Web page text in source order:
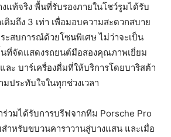
แท้จริง พื้นที่รับรองภายในโชว์รูมได้รับ
ดิมถึง 3 เท่า เพื่อมอบความสะดวกสบาย
ะสบการณ์ด้วยโซนพิเศษ ไม่ว่าจะเป็น
ที่จัดแสดงรถยนต์มือสองคุณภาพเยี่ยม
ละ บาร์เครื่องดื่มที่ให้บริการโดยบาริสต้า
ประทับใจในทุกช่วงเวลา
ร่วมได้รับการบรีฟจากทีม Porsche Pro
ำหรับขบวนคาราวานสู่บางแสน และเมื่อ